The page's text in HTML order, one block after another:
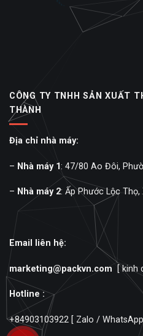
CÔNG TY TNHH SẢN XUẤT
THÀNH
Địa chỉ nhà máy:
– Nhà máy 1: 47/80 Ao Đôi,
– Nhà máy 2: Ấp Phước Lộc
Email liên hệ:
marketing@packvn.com [ kinh
Hotline :
+84903103922 [ Zalo /